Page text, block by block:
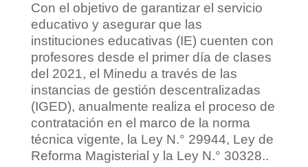
Con el objetivo de garantizar el servicio
educativo y asegurar que las
instituciones educativas (IE) cuenten con
profesores desde el primer día de clases
del 2021, el Minedu a través de las
instancias de gestión descentralizadas
(IGED), anualmente realiza el proceso de
contratación en el marco de la norma
técnica vigente, la Ley N.° 29944, Ley de
Reforma Magisterial y la Ley N.° 30328..